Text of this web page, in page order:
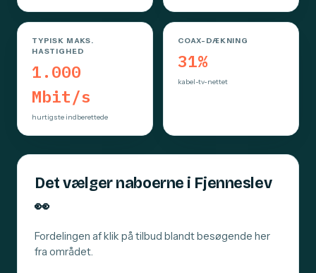
TYPISK MAKS.
HASTIGHED
1.000
Mbit/s
hurtigste indberettede
COAX-DÆKNING
31%
kabel-tv-nettet
Det vælger naboerne i Fjenneslev
👀
Fordelingen af klik på tilbud blandt besøgende her
fra området.